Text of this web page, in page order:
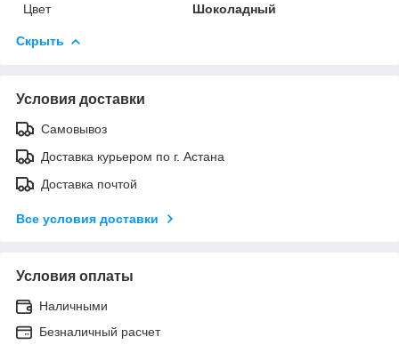
Цвет
Шоколадный
Скрыть
Условия доставки
Самовывоз
Доставка курьером по г. Астана
Доставка почтой
Все условия доставки
Условия оплаты
Наличными
Безналичный расчет